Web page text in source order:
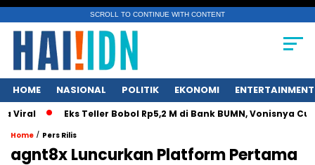
SCROLL TO CONTINUE WITH CONTENT
HOME NASIONAL POLITIK EKONOMI ENTERTAINMENT
Eks Teller Bobol Rp5,2 M di Bank BUMN, Vonisnya Cuma
Home / Pers Rilis
agnt8x Luncurkan Platform Pertama